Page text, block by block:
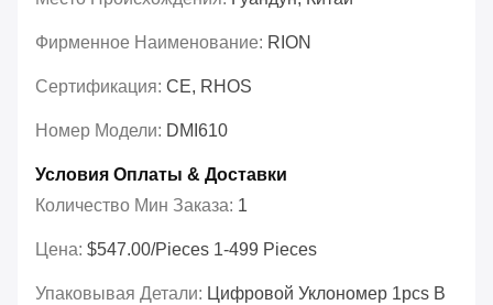
Фирменное Наименование: RION
Сертификация: CE, RHOS
Номер Модели: DMI610
Условия Оплаты & Доставки
Количество Мин Заказа: 1
Цена: $547.00/Pieces 1-499 Pieces
Упаковывая Детали: Цифровой Уклономер 1pcs В